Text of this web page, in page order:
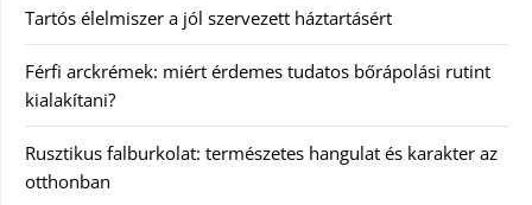
Tartós élelmiszer a jól szervezett háztartásért
Férfi arckrémek: miért érdemes tudatos bőrápolási rutint
kialakítani?
Rusztikus falburkolat: természetes hangulat és karakter az
otthonban